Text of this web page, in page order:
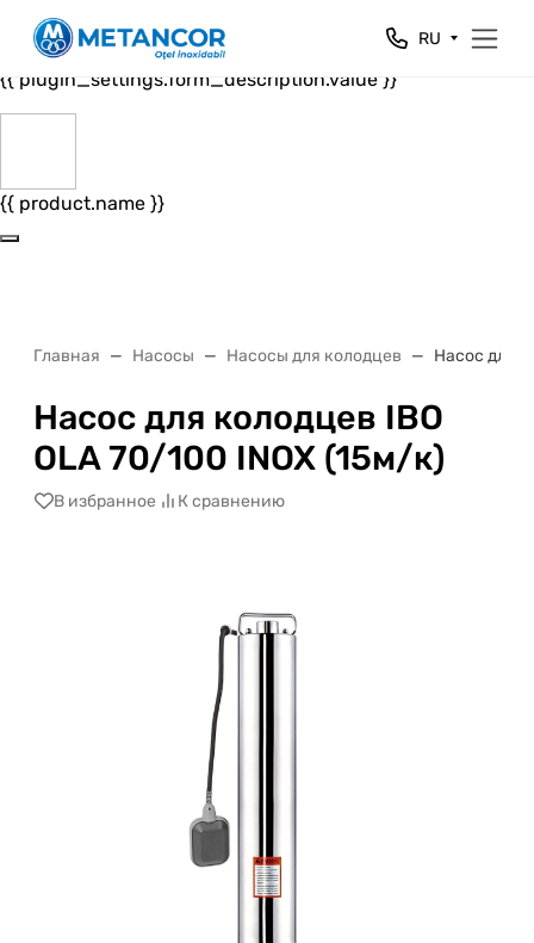
Close
{{ plugin_settings.form_header.value }}
{{ plugin_settings.form_description.value }}
{{ product.name }}
RU
Главная Насосы Насосы для колодцев Насос для
Насос для колодцев IBO
OLA 70/100 INOX (15м/к)
В избранное К сравнению